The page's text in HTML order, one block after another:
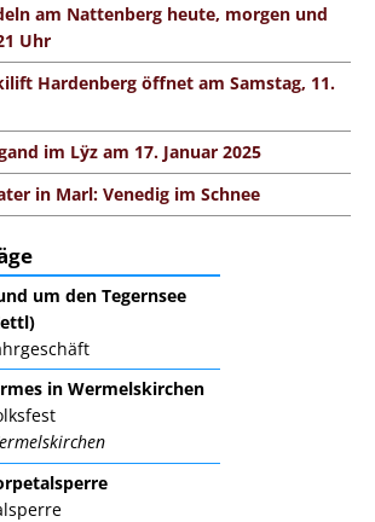
am Nattenberg heute, morgen und
Uhr
Hardenberg öffnet am Samstag, 11.
im Lÿz am 17. Januar 2025
in Marl: Venedig im Schnee
um den Tegernsee
in Wermelskirchen